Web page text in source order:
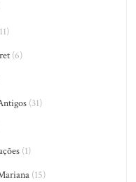
(6)
(31)
(1)
(15)